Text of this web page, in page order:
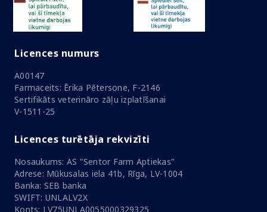
Licences numurs
A00147
Farmaceits: Ērika Pētersone, F-2146
Sertifikāts veterināro zāļu izplatīšanai
V-1511-25
Licences turētāja rekvizīti
Nosaukums: AS "Sentor Farm Aptiekas"
Adrese: Mūkusalas iela 41b, Rīga, LV-1004
Banka: SEB banka
SWIFT: UNLALV2X
Konts: LV75UNLA0055000329325